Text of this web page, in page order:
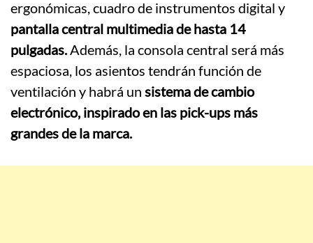
ergonómicas, cuadro de instrumentos digital y
pantalla central multimedia de hasta 14
pulgadas.Además, la consola central será más
espaciosa, los asientos tendrán función de
ventilación y habrá un sistema de cambio
electrónico, inspirado en las pick-ups más
grandes de la marca.